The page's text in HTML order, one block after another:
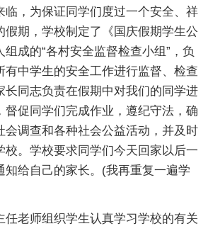
临，为保证同学们度过一个安全、祥
假期，学校制定了《国庆假期学生公
成的“各村安全监督检查小组”，负
有中学生的安全工作进行监督、检查
长同志负责在假期中对我们的同学进
督促同学们完成作业，遵纪守法，确
会调查和各种社会公益活动，并及时
校。学校要求同学们今天回家以后一
知给自己的家长。(我再重复一遍学
任老师组织学生认真学习学校的有关